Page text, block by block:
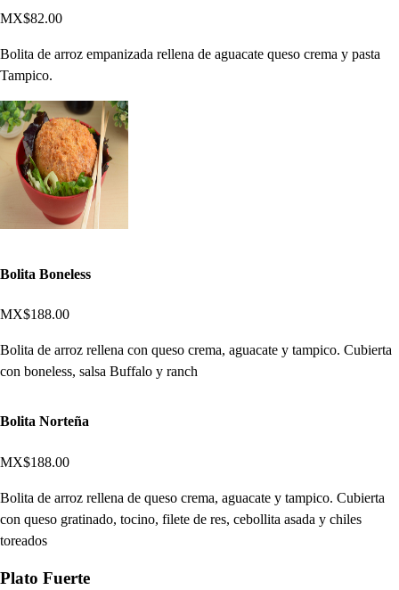
MX$82.00
Bolita de arroz empanizada rellena de aguacate queso crema y pasta
Tampico.
Bolita Boneless
MX$188.00
Bolita de arroz rellena con queso crema, aguacate y tampico. Cubierta
con boneless, salsa Buffalo y ranch
Bolita Norteña
MX$188.00
Bolita de arroz rellena de queso crema, aguacate y tampico. Cubierta
con queso gratinado, tocino, filete de res, cebollita asada y chiles
toreados
Plato Fuerte